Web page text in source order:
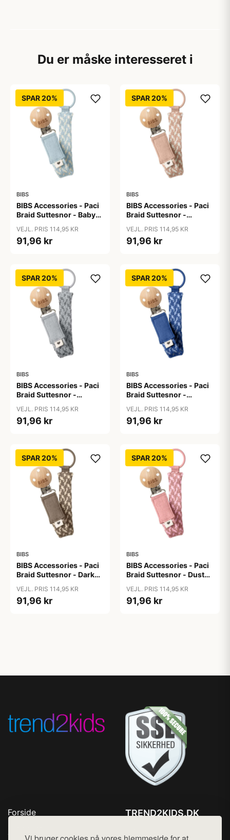
Du er måske interesseret i
SPAR 20%
BIBS
BIBS Accessories - Paci
Braid Suttesnor - Baby
VEJL. PRIS 114,95 KR
91,96 kr
SPAR 20%
BIBS
BIBS Accessories - Paci
Braid Suttesnor -
VEJL. PRIS 114,95 KR
91,96 kr
SPAR 20%
BIBS
BIBS Accessories - Paci
Braid Suttesnor -
VEJL. PRIS 114,95 KR
91,96 kr
SPAR 20%
BIBS
BIBS Accessories - Paci
Braid Suttesnor -
VEJL. PRIS 114,95 KR
91,96 kr
SPAR 20%
BIBS
BIBS Accessories - Paci
Braid Suttesnor - Dark
VEJL. PRIS 114,95 KR
91,96 kr
SPAR 20%
BIBS
BIBS Accessories - Paci
Braid Suttesnor - Dusty
VEJL. PRIS 114,95 KR
91,96 kr
Forside
Top Rabatter
TREND2KIDS.DK